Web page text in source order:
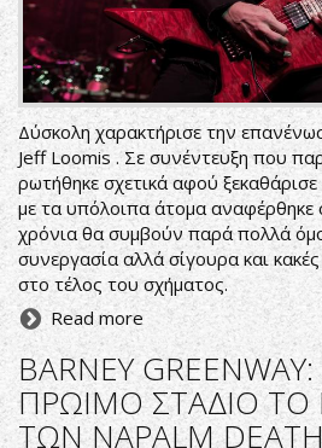
Δύσκολη χαρακτήρισε την
Jeff Loomis . Σε συνέντευξη που
ρωτήθηκε σχετικά αφού ξεκαθάρισε
με τα υπόλοιπα άτομα αναφέρθηκε
χρόνια θα συμβούν παρά πολλά
συνεργασία αλλά σίγουρα και
στο τέλος του σχήματος.
Read more
BARNEY
ΠΡΩΙΜΟ ΣΤΑΔΙΟ ΤΟ
ΤΩΝ NAPALM